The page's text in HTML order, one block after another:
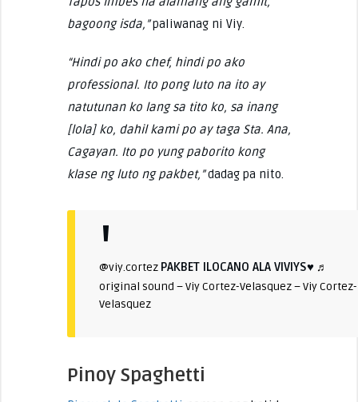
bagoong isda,”paliwanag ni Viy.
“Hindi po ako chef, hindi po ako
professional. Ito pong luto na ito ay
natutunan ko lang sa tito ko, sa inang
[lola] ko, dahil kami po ay taga Sta. Ana,
Cagayan. Ito po yung paborito kong
klase ng luto ng pakbet,”dadag pa nito.
@viy.cortez PAKBET ILOCANO ALA VIVIYS♥️ ♬
original sound – Viy Cortez-Velasquez – Viy Cortez-
Velasquez
Pinoy Spaghetti